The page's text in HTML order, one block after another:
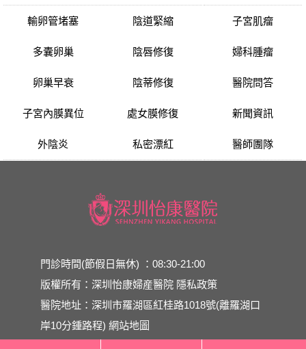
輸卵管堵塞
多囊卵巢
卵巢早衰
子宮內膜異位
外陰炎
陰道緊縮
陰唇修復
陰蒂修復
處女膜修復
私密漂紅
子宮肌瘤
婦科腫瘤
醫院問答
新聞資訊
醫師團隊
門診時間(節假日無休) ：08:30-21:00
版權所有：深圳怡康婦産醫院 隱私政策
醫院地址：深圳市羅湖區紅桂路1018號(離羅湖口
岸10分鍾路程)網站地圖